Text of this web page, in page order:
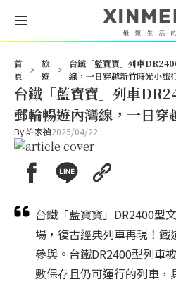
首
頁
>
旅
遊
>
台鐵「藍寶寶」列車
線，一日穿越新竹時光小旅
台鐵「藍寶寶」列車
郵輪暢遊內灣線，一日穿
By許家禎2025/04/22
台鐵「藍寶寶」DR2400型
場，復古經典列車再現！鐵
參與。台鐵DR2400型列車
數保存且仍可運行的列車，